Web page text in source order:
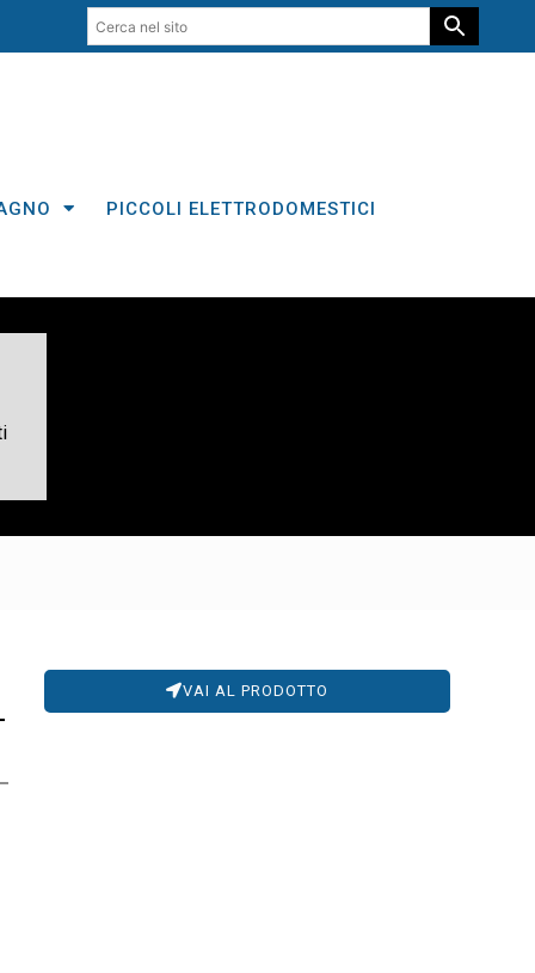
PICCOLI ELETTRODOMESTICI
VAI AL PRODOTTO